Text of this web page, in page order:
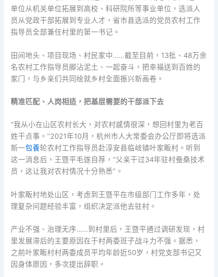
单位从机关单位拓展到高校、科研院所等事业单位，选派人
员从党政干部拓展到专业人才，省市县选派的党员农村工作
指导员全部兼任村里的第一书记。
田间地头、项目现场、村民家中……截至目前，13批、48万余
名农村工作指导员脚沾泥土、一起奋斗，把幸福送到百姓的
家门，与乡亲们共同绘就乡村全面振兴新画卷。
精准匹配、人岗相适，把基层需要的干部派下去
“我从小在山区农村长大，对农村感情很深，想回村里为老百
姓干点事。”2021年10月，杭州市人大常委会办公厅即将选派
新一包養轮农村工作指导员赴淳安县临岐镇叶家畈村。听到
这一消息后，王暨平毛遂自荐，“父亲干过34年驻村蚕桑技术
员，这让我对农村情况十分熟悉”。
叶家畈村地处山区，考虑到王暨平在市级部门工作多年，处
理复杂问题经验丰富，组织决定派他去驻村。
产业不强、治理无序……到村里后，王暨平通过调研发现，村
里发展滞后的主要原因在于村两委班子战斗力不强。据悉，
之前叶家畈村村两委成员平均年龄近50岁，村党支部书记又
因身体原因，多次提出辞职。